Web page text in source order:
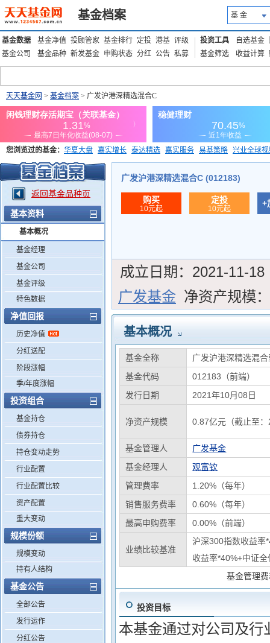
基金档案 基 金
基金数据 基金净值 投顾管家 基金排行 定投 港基 评级
基金公司
基金品种 新发基金 申购状态 分红 公告 私募
投资工具 自选基金
基金筛选
收益计算
天天基金网 > 基金档案 > 广发沪港深精选混合C
您浏览过的基金： 华夏大盘 嘉实增长 泰达精选 嘉实服务 易基策略 兴业全球
添富优势 华安宏利 上证180价值ETF
返回基金品种页
基本资料
基本概况
基金经理
基金公司
基金评级
特色数据
净值回报
历史净值
分红送配
阶段涨幅
季/年度涨幅
投资组合
基金持仓
债券持仓
持仓变动走势
行业配置
行业配置比较
资产配置
重大变动
规模份额
规模变动
持有人结构
基金公告
全部公告
发行运作
分红公告
广发沪港深精选混合C (012183)
购买
10元起
定投
10元起
+
成立日期： 2021-11-18
广发基金 净资产规模：
基本概况
基金全称
广发沪港深精选混
基金代码
012183（前端）
发行日期
2021年10月08日
净资产规模 0.87亿元（截止至
基金管理人
广发基金
基金经理人
观富钦
管理费率
1.20%（每年）
销售服务费率
0.60%（每年）
最高申购费率
0.00%（前端）
业绩比较基准
沪深300指数收益率
收益率*40%+中证
基金管理
投资目标
本基金通过对公司及